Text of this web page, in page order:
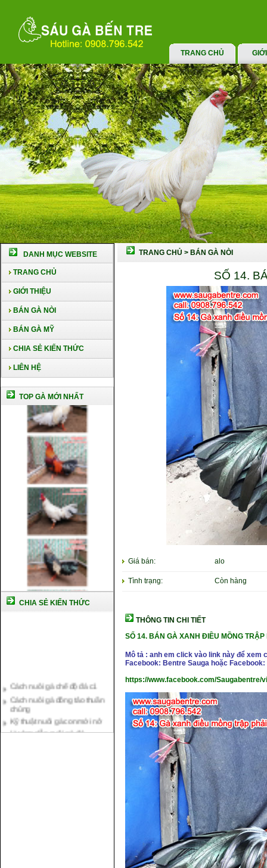
TRANG CHỦ
DANH MỤC WEBSITE
TRANG CHỦ
GIỚI THIỆU
BÁN GÀ NÒI
BÁN GÀ MỸ
CHIA SẺ KIẾN THỨC
LIÊN HỆ
TOP GÀ MỚI NHẤT
CHIA SẺ KIẾN THỨC
Cách nuôi gà đông tảo thuần
chủng
Kỹ thuật nuôi gà con mới nở
Hướng dẫn nuôi gà đá
Tại sao bạn cần biết cách nuôi
TRANG CHỦ > BÁN GÀ NÒI
SỐ 14.
Giá bán: alo
Tình trạng: Còn hàng
THÔNG TIN CHI TIẾT
SỐ 14.BÁN GÀ XANH ĐIỀU MỒNG TRẬP
Mô tả : anh em click vào link này để
Facebook: Bentre Sauga hoặc Facebook:
https://www.facebook.com/Saugabentre/